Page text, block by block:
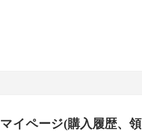
マイページ(購入履歴、